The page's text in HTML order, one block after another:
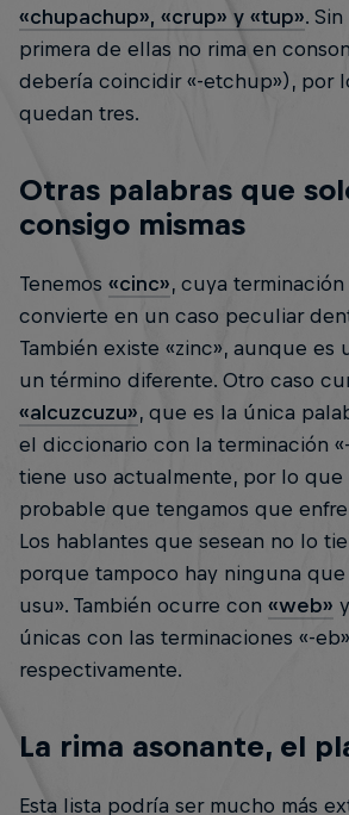
«chupachup», «crup» y «tup».
primera de ellas no rima en
debería coincidir «-etchup»), por
quedan tres.
Otras palabras que
consigo mismas
Tenemos «cinc», cuya
convierte en un caso peculiar
También existe «zinc», aunque es
un término diferente. Otro caso
«alcuzcuzu», que es la única
el diccionario con la terminación
tiene uso actualmente, por lo que
probable que tengamos que
Los hablantes que sesean no lo
porque tampoco hay ninguna que
usu». También ocurre con «web»
únicas con las terminaciones «-
respectivamente.
La rima asonante, el
Esta lista podría ser mucho más